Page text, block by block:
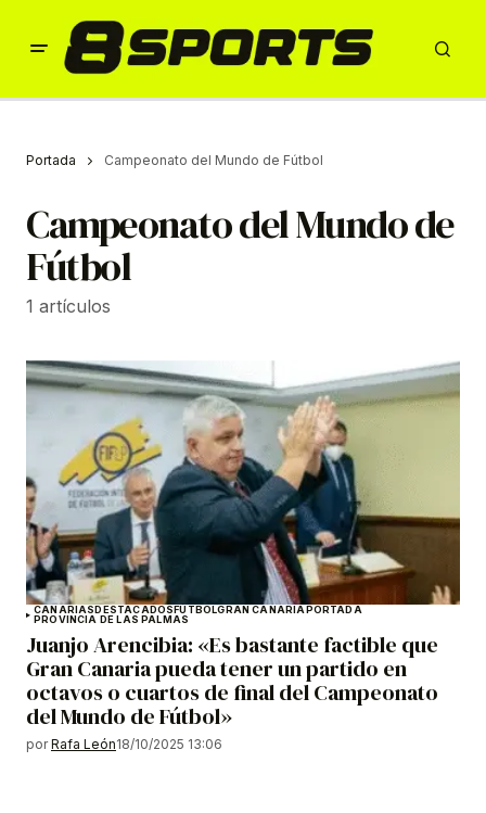
Portada Campeonato del Mundo de Fútbol
Campeonato del Mundo de
Fútbol
1 artículos
CANARIASDESTACADOSFÚTBOLGRAN CANARIAPORTADA
PROVINCIA DE LAS PALMAS
Juanjo Arencibia: «Es bastante factible que
Gran Canaria pueda tener un partido en
octavos o cuartos de final del Campeonato
del Mundo de Fútbol»
por Rafa León18/10/2025 13:06